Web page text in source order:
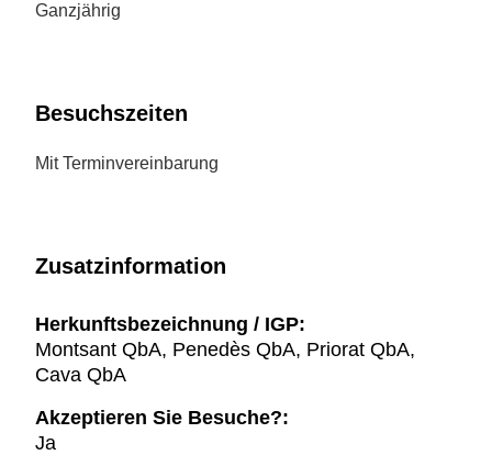
Ganzjährig
Besuchszeiten
Mit Terminvereinbarung
Zusatzinformation
Herkunftsbezeichnung / IGP:
Montsant QbA, Penedès QbA, Priorat QbA,
Cava QbA
Akzeptieren Sie Besuche?:
Ja